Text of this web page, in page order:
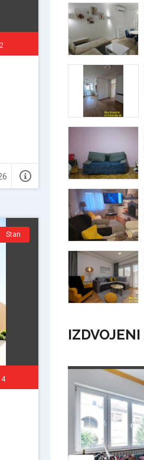
2
Stan
4
IZDVOJENI